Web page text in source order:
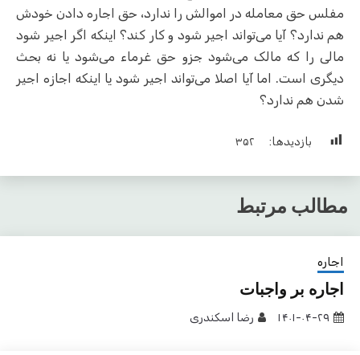
مفلس حق معامله در اموالش را ندارد، حق اجاره دادن خودش
هم ندارد؟ آیا می‌تواند اجیر شود و کار کند؟ اینکه اگر اجیر شود
مالی را که مالک می‌شود جزو حق غرماء می‌شود یا نه بحث
دیگری است. اما آیا اصلا می‌تواند اجیر شود یا اینکه اجازه اجیر
شدن هم ندارد؟
بازدیدها: ۳۵۲
مطالب مرتبط
اجاره
اجاره بر واجبات
۱۴۰۱-۰۴-۲۹ رضا اسکندری